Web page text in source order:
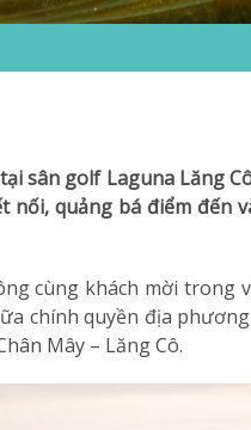
sân golf Laguna Lăng
quảng bá điểm đến
cùng khách mời trong
chính quyền địa
Mây – Lăng Cô.